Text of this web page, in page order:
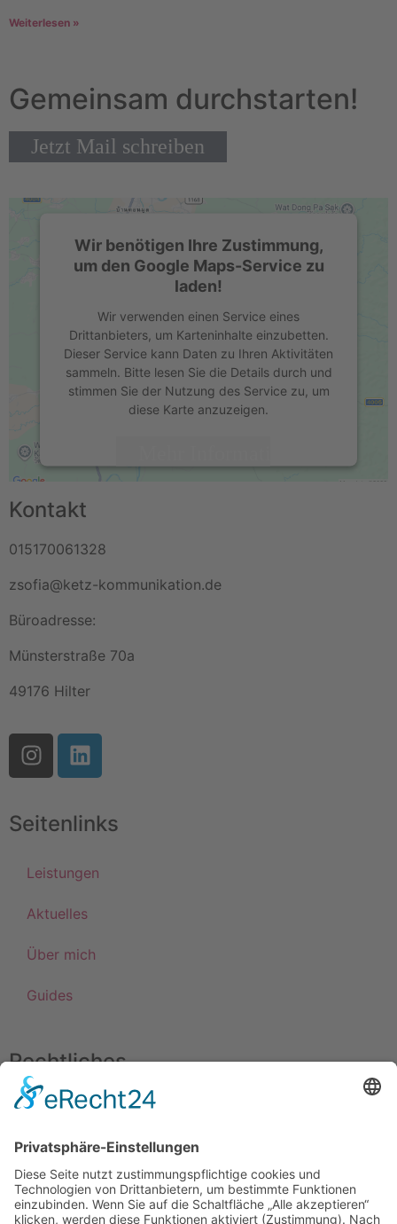
Weiterlesen »
Gemeinsam durchstarten!
Jetzt Mail schreiben
Wir benötigen Ihre Zustimmung,
um den Google Maps-Service zu
laden!
Wir verwenden einen Service eines
Drittanbieters, um Karteninhalte einzubetten.
Dieser Service kann Daten zu Ihren Aktivitäten
sammeln. Bitte lesen Sie die Details durch und
stimmen Sie der Nutzung des Service zu, um
diese Karte anzuzeigen.
Management Platform
Kontakt
015170061328
zsofia@ketz-kommunikation.de
Büroadresse:
Münsterstraße 70a
49176 Hilter
Seitenlinks
Leistungen
Aktuelles
Über mich
Guides
Rechtliches
Impressum
Datenschutz
© 2025 Ketz Kommunikation